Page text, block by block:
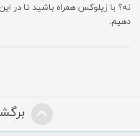
نه؟ با زیلوکس همراه باشید تا در
دهیم.